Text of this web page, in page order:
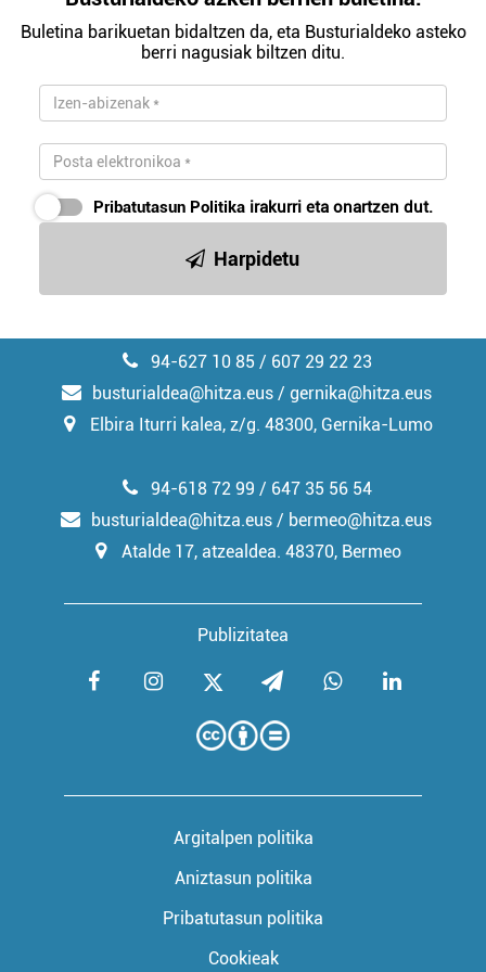
Buletina barikuetan bidaltzen da, eta Busturialdeko asteko
berri nagusiak biltzen ditu.
Pribatutasun Politika irakurri eta onartzen dut.
Harpidetu
94-627 10 85 / 607 29 22 23
busturialdea@hitza.eus / gernika@hitza.eus
Elbira Iturri kalea, z/g. 48300, Gernika-Lumo
Publizitatea
94-618 72 99 / 647 35 56 54
busturialdea@hitza.eus / bermeo@hitza.eus
Atalde 17, atzealdea. 48370, Bermeo
Argitalpen politika
Aniztasun politika
Pribatutasun politika
Cookieak